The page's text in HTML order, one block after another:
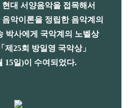
대 서양음악을 접목해서
악이론을 정립한 음악계의
박사에게 국악계의 노벨상
25회 방일영 국악상」
15일)이 수여되었다.